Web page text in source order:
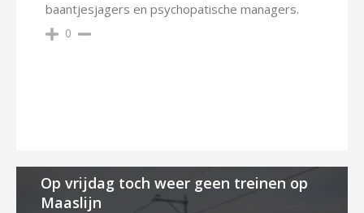
baantjesjagers en psychopatische managers.
0
Op vrijdag toch weer geen treinen op
Maaslijn